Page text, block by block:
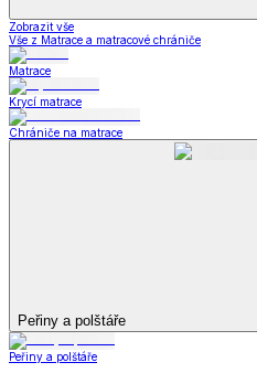
Zobrazit vše
Vše z Matrace a matracové chrániče
Matrace
Krycí matrace
Chrániče na matrace
Peřiny a polštáře
Peřiny a polštáře